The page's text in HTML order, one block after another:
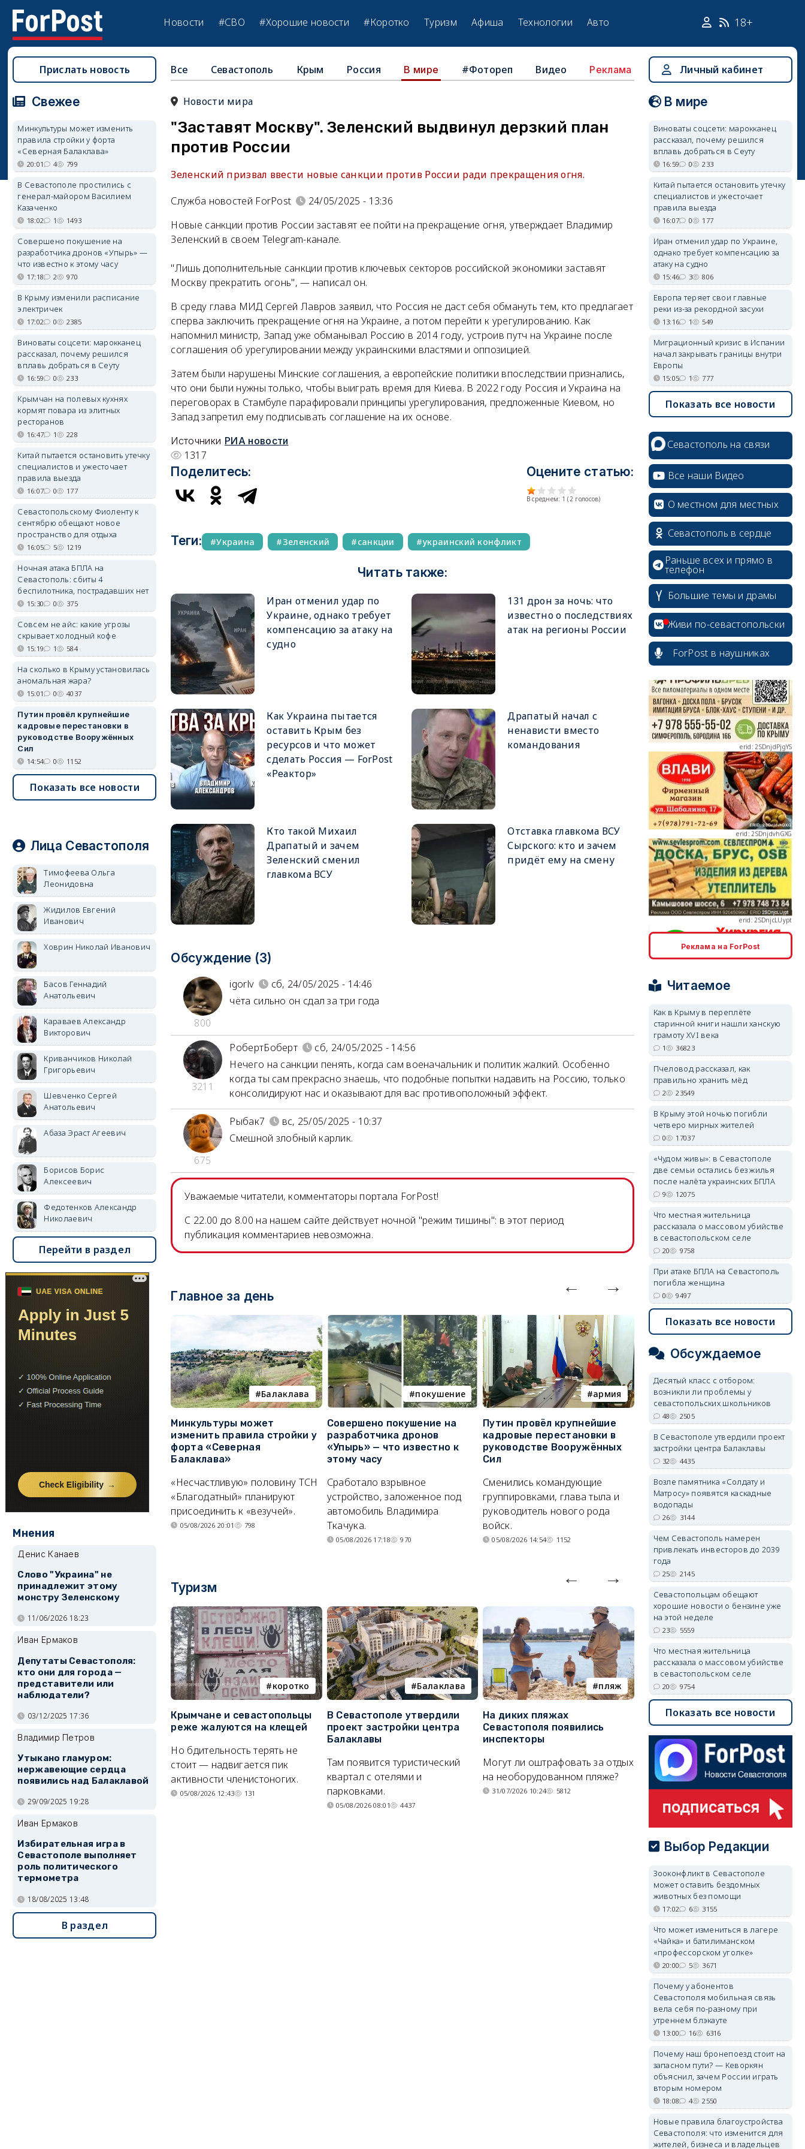
Новости #СВО #Хорошие новости #Коротко Туризм Афиша Технологии Авто 18+
Все Севастополь Крым Россия В мире #Фотореп Видео Реклама
Новости мира
"Заставят Москву". Зеленский выдвинул дерзкий план
против России
Зеленский призвал ввести новые санкции против России ради прекращения огня.
Служба новостей ForPost
24/05/2025 - 13:36
Новые санкции против России заставят ее пойти на прекращение огня, утверждает Владимир
Зеленский в своем Telegram-канале.
"Лишь дополнительные санкции против ключевых секторов российской экономики заставят
Москву прекратить огонь", — написал он.
В среду глава МИД Сергей Лавров заявил, что Россия не даст себя обмануть тем, кто предлагает
сперва заключить прекращение огня на Украине, а потом перейти к урегулированию. Как
напомнил министр, Запад уже обманывал Россию в 2014 году, устроив путч на Украине после
соглашения об урегулировании между украинскими властями и оппозицией.
Затем были нарушены Минские соглашения, а европейские политики впоследствии признались,
что они были нужны только, чтобы выиграть время для Киева. В 2022 году Россия и Украина на
переговорах в Стамбуле парафировали принципы урегулирования, предложенные Киевом, но
Запад запретил ему подписывать соглашение на их основе.
Источники РИА новости
1317
Поделитесь: Оцените статью:
В среднем: 1 (2 голосов)
Теги: Украина Зеленский санкции украинский конфликт
Читать также:
Иран отменил удар по
Украине, однако требует
компенсацию за атаку на
судно
131 дрон за ночь: что
известно о последствиях
атак на регионы России
Как Украина пытается
оставить Крым без
ресурсов и что может
сделать Россия — ForPost
«Реактор»
Драпатый начал с
ненависти вместо
командования
Кто такой Михаил
Драпатый и зачем
Зеленский сменил
главкома ВСУ
Отставка главкома ВСУ
Сырского: кто и зачем
придёт ему на смену
Обсуждение (3)
800
igorlv
сб, 24/05/2025 - 14:46
чёта сильно он сдал за три года
3211
РобертБоберт
сб, 24/05/2025 - 14:56
Нечего на санкции пенять, когда сам военачальник и политик жалкий. Особенно
когда ты сам прекрасно знаешь, что подобные попытки надавить на Россию, только
консолидируют нас и оказывают для вас противоположный эффект.
675
Рыбак7
вс, 25/05/2025 - 10:37
Смешной злобный карлик.
Уважаемые читатели, комментаторы портала ForPost!
C 22.00 до 8.00 на нашем сайте действует ночной "режим тишины": в этот период
публикация комментариев невозможна.
Главное за день
Балаклава
Минкультуры может
изменить правила стройки у
форта «Северная
Балаклава»
«Несчастливую» половину ТСН
«Благодатный» планируют
присоединить к «везучей».
05/08/2026 20:01 798
покушение
Совершено покушение на
разработчика дронов
«Упырь» — что известно к
этому часу
Сработало взрывное
устройство, заложенное под
автомобиль Владимира
Ткачука.
05/08/2026 17:18 970
армия
Путин провёл крупнейшие
кадровые перестановки в
руководстве Вооружённых
Сил
Сменились командующие
группировками, глава тыла и
руководитель нового рода
войск.
05/08/2026 14:54 1152
Балаклава
В Севастополе утвердили
проект застройки центра
Балаклавы
Там появится туристический
квартал с отелями и
парковками.
05/08/2026 08:01
Туризм
коротко
Крымчане и севастопольцы
реже жалуются на клещей
Но бдительность терять не
стоит — надвигается пик
активности членистоногих.
05/08/2026 12:43 131
Балаклава
В Севастополе утвердили
проект застройки центра
Балаклавы
Там появится туристический
квартал с отелями и
парковками.
05/08/2026 08:01 4437
пляж
На диких пляжах
Севастополя появились
инспекторы
Могут ли оштрафовать за отдых
на необорудованном пляже?
31/07/2026 10:24 5812
Двух москвичей на
сапбордах унесло от берега
Крыма на километр в море
Спасатели благополучно
вернули туристов обратно на
сушу.
29/07/2026 17:03 6370
Прислать новость
Свежее
Минкультуры может изменить
правила стройки у форта
«Северная Балаклава»
20:01 4 799
В Севастополе простились с
генерал-майором Василием
Казаченко
18:02 1 1493
Совершено покушение на
разработчика дронов «Упырь» —
что известно к этому часу
17:18 2 970
В Крыму изменили расписание
электричек
17:02 0 2385
Виноваты соцсети: марокканец
рассказал, почему решился
вплавь добраться в Сеуту
16:59 0 233
Крымчан на полевых кухнях
кормят повара из элитных
ресторанов
16:47 1 228
Китай пытается остановить утечку
специалистов и ужесточает
правила выезда
16:07 0 177
Севастопольскому Фиоленту к
сентябрю обещают новое
пространство для отдыха
16:05 5 1219
Ночная атака БПЛА на
Севастополь: сбиты 4
беспилотника, пострадавших нет
15:30 0 375
Совсем не айс: какие угрозы
скрывает холодный кофе
15:19 1 584
На сколько в Крыму установилась
аномальная жара?
15:01 0 4037
Путин провёл крупнейшие
кадровые перестановки в
руководстве Вооружённых
Сил
14:54 0 1152
Показать все новости
Лица Севастополя
Тимофеева Ольга
Леонидовна
Жидилов Евгений
Иванович
Ховрин Николай Иванович
Басов Геннадий
Анатольевич
Караваев Александр
Викторович
Криванчиков Николай
Григорьевич
Шевченко Сергей
Анатольевич
Абаза Эраст Агеевич
Борисов Борис
Алексеевич
Федотенков Александр
Николаевич
Перейти в раздел
Мнения
Денис Канаев
Слово "Украина" не
принадлежит этому
монстру Зеленскому
11/06/2026 18:23
Иван Ермаков
Депутаты Севастополя:
кто они для города —
представители или
наблюдатели?
03/12/2025 17:36
Владимир Петров
Утыкано гламуром:
нержавеющие сердца
появились над Балаклавой
29/09/2025 19:28
Иван Ермаков
Избирательная игра в
Севастополе выполняет
роль политического
термометра
18/08/2025 13:48
В раздел
Личный кабинет
В мире
Виноваты соцсети: марокканец
рассказал, почему решился
вплавь добраться в Сеуту
16:59 0 233
Китай пытается остановить утечку
специалистов и ужесточает
правила выезда
16:07 0 177
Иран отменил удар по Украине,
однако требует компенсацию за
атаку на судно
15:46 3 806
Европа теряет свои главные
реки из-за рекордной засухи
13:16 1 549
Миграционный кризис в Испании
начал закрывать границы внутри
Европы
15:05 1 777
Показать все новости
Севастополь на связи
Все наши Видео
О местном для местных
Севастополь в сердце
Раньше всех и прямо в
телефон
Большие темы и драмы
Живи по-севастопольски
ForPost в наушниках
erid: 2SDnjcrDNw6
erid: 2SDnjdPjgYS
erid: 2SDnjdvhGXG
erid: 2SDnjcLUypt
erid: 2SDnjcrDNw6
Реклама на ForPost
Читаемое
Как в Крыму в переплёте
старинной книги нашли ханскую
грамоту XVI века
1 36823
Пчеловод рассказал, как
правильно хранить мёд
2 23549
В Крыму этой ночью погибли
четверо мирных жителей
0 17037
«Чудом живы»: в Севастополе
две семьи остались без жилья
после налёта украинских БПЛА
9 12075
Что местная жительница
рассказала о массовом убийстве
в севастопольском селе
20 9758
При атаке БПЛА на Севастополь
погибла женщина
0 9497
Показать все новости
Обсуждаемое
Десятый класс с отбором:
возникли ли проблемы у
севастопольских школьников
48 2505
В Севастополе утвердили проект
застройки центра Балаклавы
32 4435
Возле памятника «Солдату и
Матросу» появятся каскадные
водопады
26 3144
Чем Севастополь намерен
привлекать инвесторов до 2039
года
25 2145
Севастопольцам обещают
хорошие новости о бензине уже
на этой неделе
23 5559
Что местная жительница
рассказала о массовом убийстве
в севастопольском селе
20 9754
Показать все новости
Выбор Редакции
Зооконфликт в Севастополе
может оставить бездомных
животных без помощи
17:02 6 3155
Что может измениться в лагере
«Чайка» и батилиманском
«профессорском уголке»
20:00 5 3671
Почему у абонентов
Севастополя мобильная связь
вела себя по-разному при
утреннем блэкауте
13:00 16 6316
Почему наш бронепоезд стоит на
запасном пути? — Кеворкян
объяснил, зачем России играть
вторым номером
18:08 4 2550
Новые правила благоустройства
Севастополя: что изменится для
жителей, бизнеса и владельцев